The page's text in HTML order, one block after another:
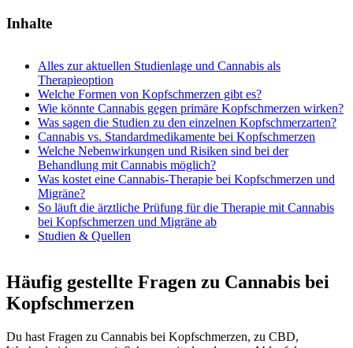
Inhalte
Alles zur aktuellen Studienlage und Cannabis als
Therapieoption
Welche Formen von Kopfschmerzen gibt es?
Wie könnte Cannabis gegen primäre Kopfschmerzen wirken?
Was sagen die Studien zu den einzelnen Kopfschmerzarten?
Cannabis vs. Standardmedikamente bei Kopfschmerzen
Welche Nebenwirkungen und Risiken sind bei der
Behandlung mit Cannabis möglich?
Was kostet eine Cannabis-Therapie bei Kopfschmerzen und
Migräne?
So läuft die ärztliche Prüfung für die Therapie mit Cannabis
bei Kopfschmerzen und Migräne ab
Studien & Quellen
Häufig gestellte Fragen zu Cannabis bei
Kopfschmerzen
Du hast Fragen zu Cannabis bei Kopfschmerzen, zu CBD,